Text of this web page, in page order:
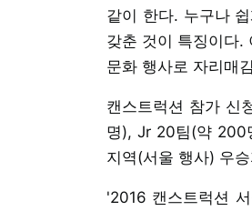
같이 한다. 누구나
갖춘 것이 특징이다.
문화 행사로 자리매
캔스트럭션 참가 신
명), Jr 20팀(약 200
지역(서울 행사) 우
'2016 캔스트럭션